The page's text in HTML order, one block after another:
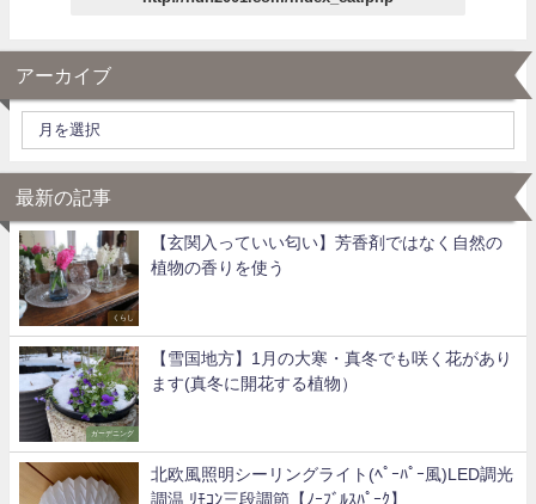
アーカイブ
最新の記事
くらし
【玄関入っていい匂い】芳香剤ではなく自然の
植物の香りを使う
ガーデニング
【雪国地方】1月の大寒・真冬でも咲く花があり
ます(真冬に開花する植物）
北欧風照明シーリングライト(ﾍﾟｰﾊﾟｰ風)LED調光
調温 ﾘﾓｺﾝ三段調節【ﾉｰﾌﾞﾙｽﾊﾟｰｸ】